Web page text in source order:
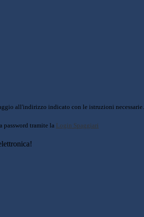
all'indirizzo indicato con le istruzioni necessarie.
password tramite la Login Spaggiari